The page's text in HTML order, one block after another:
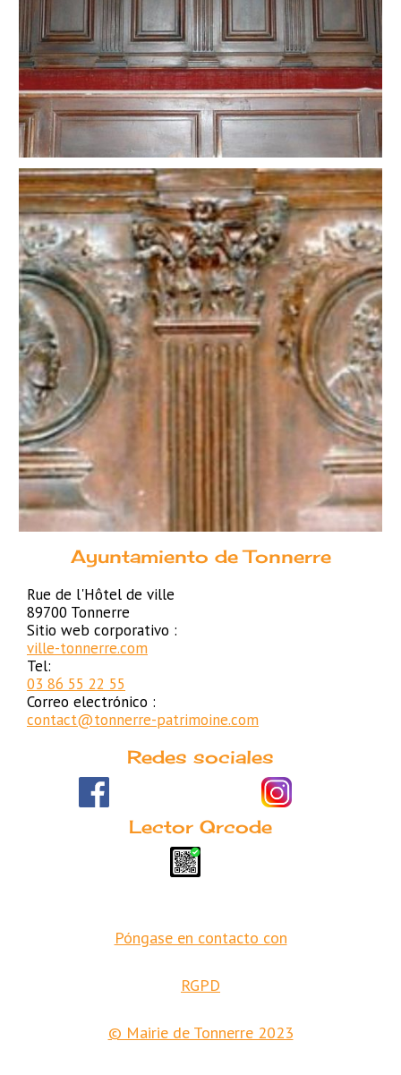
Ayuntamiento de Tonnerre
Rue de l'Hôtel de ville
89700 Tonnerre
Sitio web corporativo :
ville-tonnerre.com
Tel:
03 86 55 22 55
Correo electrónico :
contact@tonnerre-patrimoine.com
Redes sociales
Lector Qrcode
Póngase en contacto con
RGPD
© Mairie de Tonnerre 2023